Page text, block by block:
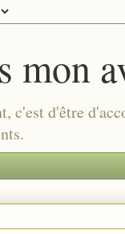
mon
d'être